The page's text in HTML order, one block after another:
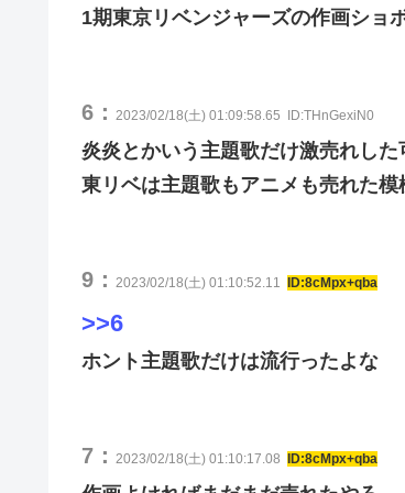
1期東京リベンジャーズの作画ショ
6： 2023/02/18(土) 01:09:58.65 ID:THnGexiN0
炎炎とかいう主題歌だけ激売れした
東リベは主題歌もアニメも売れた模
9： 2023/02/18(土) 01:10:52.11 ID:8cMpx+qba
>>6
ホント主題歌だけは流行ったよな
7： 2023/02/18(土) 01:10:17.08 ID:8cMpx+qba